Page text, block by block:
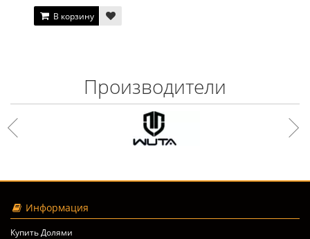
В корзину
Производители
Информация
Купить Долями